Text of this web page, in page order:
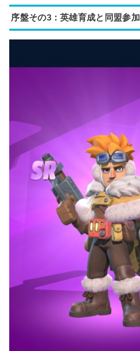
序盤その3：英雄育成と同盟参加